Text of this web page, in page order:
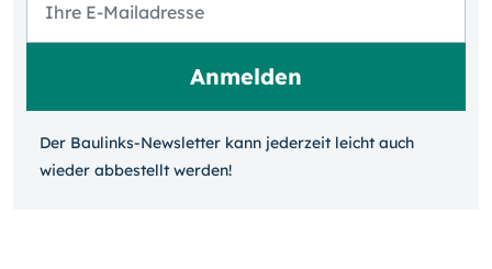
Der Baulinks-Newsletter kann jeder­zeit leicht auch
wieder ab­bestellt werden!